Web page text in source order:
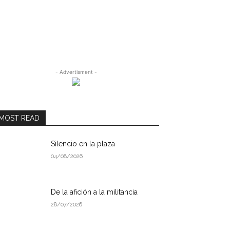
- Advertisment -
MOST READ
Silencio en la plaza
04/08/2026
De la afición a la militancia
28/07/2026